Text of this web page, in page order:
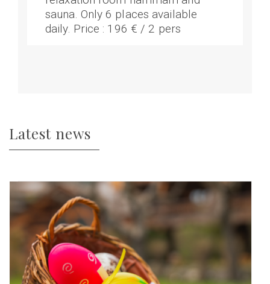
sauna. Only 6 places available
daily. Price : 196 € / 2 pers
Latest news